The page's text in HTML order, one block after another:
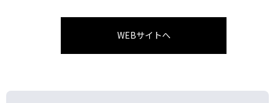
WEBサイトへ